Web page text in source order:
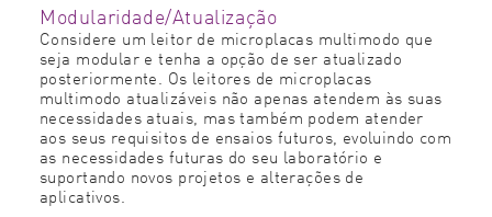
Modularidade/Atualização
Considere um leitor de microplacas multimodo que
seja modular e tenha a opção de ser atualizado
posteriormente. Os leitores de microplacas
multimodo atualizáveis não apenas atendem às suas
necessidades atuais, mas também podem atender
aos seus requisitos de ensaios futuros, evoluindo com
as necessidades futuras do seu laboratório e
suportando novos projetos e alterações de
aplicativos.